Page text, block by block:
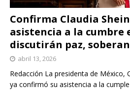
Confirma Claudia
asistencia a la cumbre
discutirán paz,
abril 13, 2026
Redacción La presidenta de México,
ya confirmó su asistencia a la